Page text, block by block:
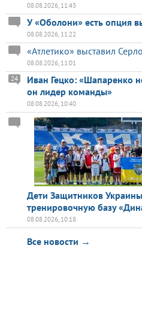
08.08.2026, 11:43
У «Оболони» есть опция
08.08.2026, 11:22
«Атлетико» выставил
08.08.2026, 11:01
Иван Гецко: «Шапаренко
он лидер команды»
24
08.08.2026, 10:40
Дети Защитников
тренировочную базу
08.08.2026, 10:18
Все новости →